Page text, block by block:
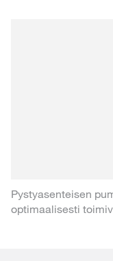
Pystyasenteisen
optimaalisesti